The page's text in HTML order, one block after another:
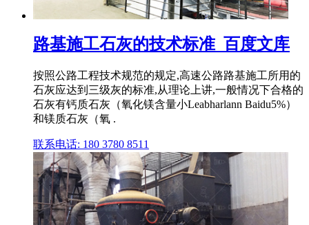
路基施工石灰的技术标准_百度文库
按照公路工程技术规范的规定,高速公路路基施工所用的
石灰应达到三级灰的标准,从理论上讲,一般情况下合格的
石灰有钙质石灰（氧化镁含量小Leabharlann Baidu5%）
和镁质石灰（氧 .
联系电话: 180 3780 8511